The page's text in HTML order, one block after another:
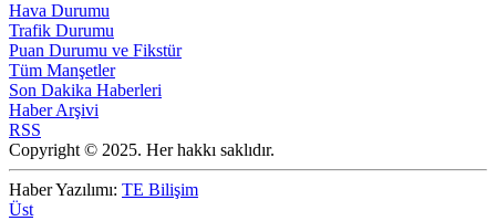
Hava Durumu
Trafik Durumu
Puan Durumu ve Fikstür
Tüm Manşetler
Son Dakika Haberleri
Haber Arşivi
RSS
Copyright © 2025. Her hakkı saklıdır.
Haber Yazılımı: TE Bilişim
Üst